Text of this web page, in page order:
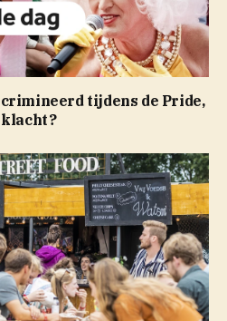
tijdens de Pride,